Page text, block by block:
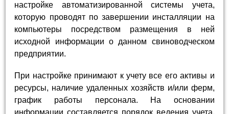
настройке автоматизированной системы учета,
которую проводят по завершении инсталляции на
компьютеры посредством размещения в ней
исходной информации о данном свиноводческом
предприятии.
При настройке принимают к учету все его активы и
ресурсы, наличие удаленных хозяйств и/или ферм,
график работы персонала. На основании